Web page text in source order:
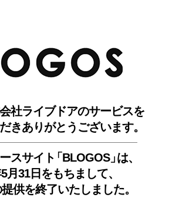
社ライブドアのサービスを
きありがとうございます。
スサイ ト「BLOGOS」は、
月31日をもちまして、
供を終了いたしました。